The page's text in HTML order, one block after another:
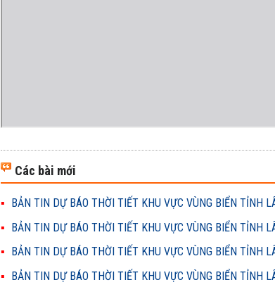
Các bài mới
BẢN TIN DỰ BÁO THỜI TIẾT KHU VỰC VÙNG BIỂN
BẢN TIN DỰ BÁO THỜI TIẾT KHU VỰC VÙNG BIỂN
BẢN TIN DỰ BÁO THỜI TIẾT KHU VỰC VÙNG BIỂN
BẢN TIN DỰ BÁO THỜI TIẾT KHU VỰC VÙNG BIỂN